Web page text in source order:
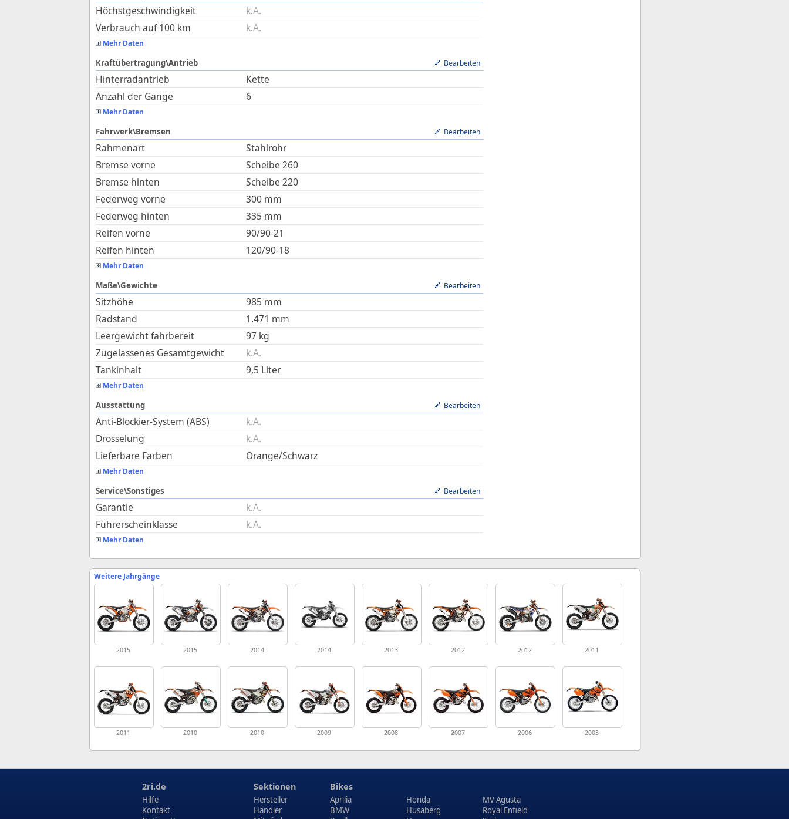
Höchstgeschwindigkeit
k.A.
Verbrauch auf 100 km
k.A.
Mehr Daten
Kraftübertragung\Antrieb Bearbeiten
Hinterradantrieb
Kette
Anzahl der Gänge
6
Mehr Daten
Fahrwerk\Bremsen Bearbeiten
Rahmenart
Stahlrohr
Bremse vorne
Scheibe 260
Bremse hinten
Scheibe 220
Federweg vorne
300 mm
Federweg hinten
335 mm
Reifen vorne
90/90-21
Reifen hinten
120/90-18
Mehr Daten
Maße\Gewichte Bearbeiten
Sitzhöhe 985 mm
Radstand
1.471 mm
Leergewicht fahrbereit
97 kg
Zugelassenes Gesamtgewicht
k.A.
Tankinhalt
9,5 Liter
Mehr Daten
Ausstattung Bearbeiten
Anti-Blockier-System (ABS)
k.A.
Drosselung
k.A.
Lieferbare Farben
Orange/Schwarz
Mehr Daten
Service\Sonstiges Bearbeiten
Garantie
k.A.
Führerscheinklasse
k.A.
Mehr Daten
Weitere Jahrgänge
2015 2015 2014 2014 2013 2012 2012 2011
2011 2010 2010 2009 2008 2007 2006 2003
2ri.de
Hilfe
Kontakt
Sektionen
Hersteller
Händler
Bikes
Aprilia
BMW
Honda
Husaberg
MV Agusta
Royal Enfield